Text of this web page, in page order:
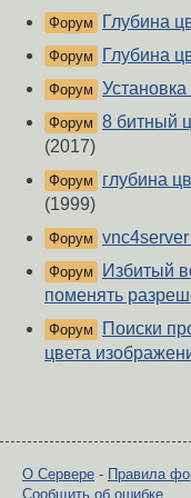
Форум Глубина
Форум Глубина
Форум
Форум 8 битный
(2017)
Форум
глубина
(1999)
Форум vnc4sеrvеr
Форум
Избитый
поменять
Форум
Поиски
цвета
О Сервере - Правила
Сообщить об ошибке